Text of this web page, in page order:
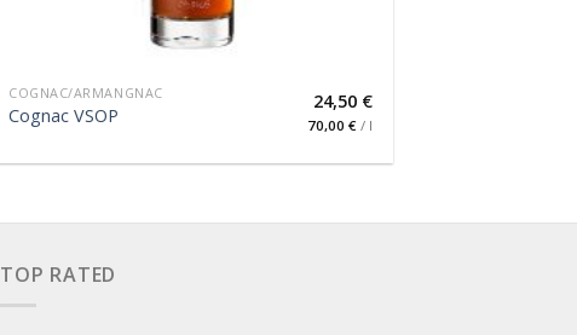
COGNAC/ARMANGNAC
Cognac VSOP
24,50 €
70,00 € / l
TOP RATED